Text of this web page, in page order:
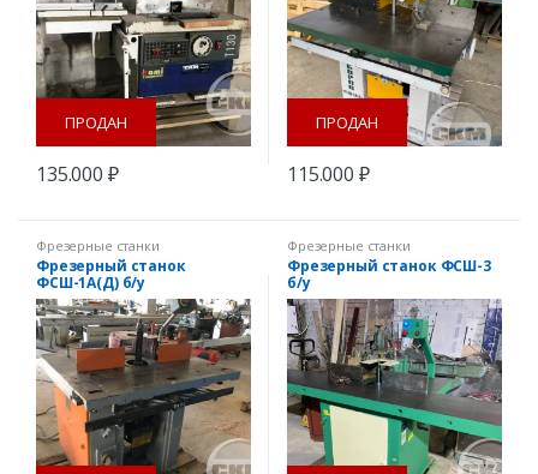
ПРОДАН
135.000 ₽
ПРОДАН
115.000 ₽
Фрезерные станки
Фрезерный станок
ФСШ-1А(Д) б/у
Фрезерные станки
Фрезерный станок ФСШ-3
б/у